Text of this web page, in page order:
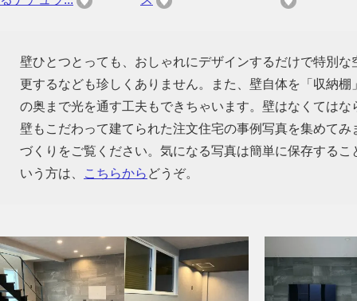
壁ひとつとっても、おしゃれにデザインするだけで特別
更するなども珍しくありません。また、壁自体を「収納
の奥まで光を通す工夫もできちゃいます。壁はなくては
壁もこだわって建てられた注文住宅の事例写真を集めて
づくりをご覧ください。気になる写真は簡単に保存する
いう方は、
こちらから どうぞ。